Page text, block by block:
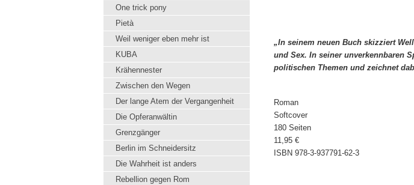
One trick pony
Pietà
Weil weniger eben mehr ist
KUBA
Krähennester
Zwischen den Wegen
Der lange Atem der Vergangenheit
Die Opferanwältin
Grenzgänger
Berlin im Schneidersitz
Die Wahrheit ist anders
Rebellion gegen Rom
„In seinem neuen Buch skizziert
und Sex. In seiner unverkennbaren
politischen Themen und zeichnet
Roman
Softcover
180 Seiten
11,95 €
ISBN 978-3-937791-62-3